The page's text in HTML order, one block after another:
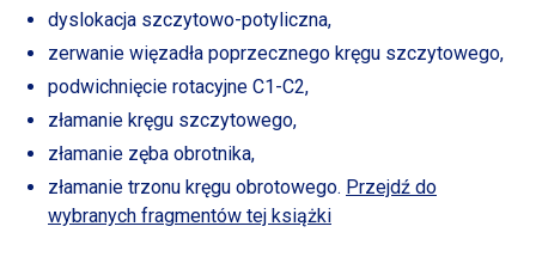
dyslokacja szczytowo-potyliczna,
zerwanie więzadła poprzecznego kręgu szczytowego,
podwichnięcie rotacyjne C1-C2,
złamanie kręgu szczytowego,
złamanie zęba obrotnika,
złamanie trzonu kręgu obrotowego. Przejdź do
wybranych fragmentów tej książki